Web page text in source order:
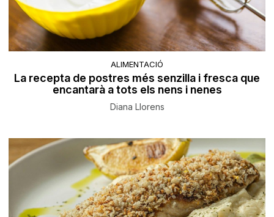
ALIMENTACIÓ
La recepta de postres més senzilla i fresca que
encantarà a tots els nens i nenes
Diana Llorens